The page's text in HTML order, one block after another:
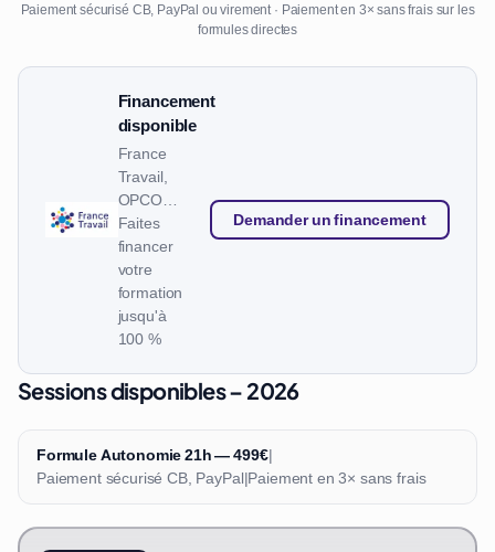
Paiement sécurisé CB, PayPal ou virement · Paiement en 3× sans frais sur les
formules directes
Financement
disponible
France
Travail,
OPCO…
Faites
financer
votre
formation
jusqu'à
100 %
Demander un financement
Sessions disponibles – 2026
Formule Autonomie 21h — 499€|
Paiement sécurisé CB, PayPal|Paiement en 3× sans frais